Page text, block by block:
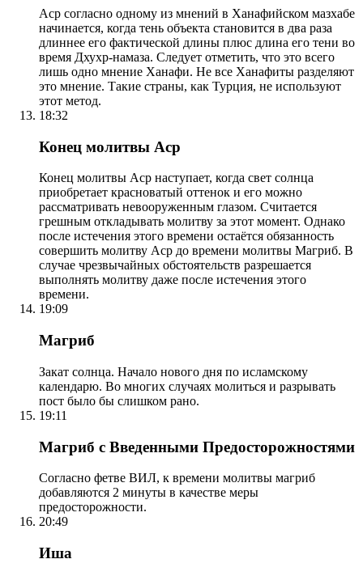
Аср согласно одному из мнений в Ханафийском мазхабе
начинается, когда тень объекта становится в два раза
длиннее его фактической длины плюс длина его тени во
время Дхухр-намаза. Следует отметить, что это всего
лишь одно мнение Ханафи. Не все Ханафиты разделяют
это мнение. Такие страны, как Турция, не используют
этот метод.
18:32
Конец молитвы Аср
Конец молитвы Аср наступает, когда свет солнца
приобретает красноватый оттенок и его можно
рассматривать невооруженным глазом. Считается
грешным откладывать молитву за этот момент. Однако
после истечения этого времени остаётся обязанность
совершить молитву Аср до времени молитвы Магриб. В
случае чрезвычайных обстоятельств разрешается
выполнять молитву даже после истечения этого
времени.
19:09
Магриб
Закат солнца. Начало нового дня по исламскому
календарю. Во многих случаях молиться и разрывать
пост было бы слишком рано.
19:11
Магриб с Введенными Предосторожностями
Согласно фетве ВИЛ, к времени молитвы магриб
добавляются 2 минуты в качестве меры
предосторожности.
20:49
Иша